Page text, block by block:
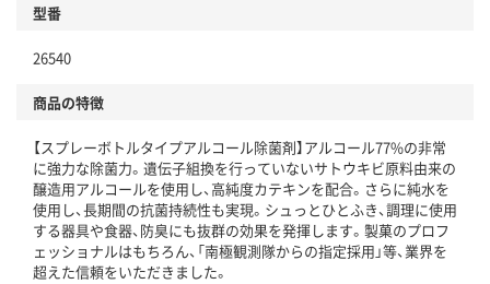
仕組
この商品の環境配慮ポイントです。下記商品詳細「
アスクル商品環境スコア詳細／加点項目
」で確認できます。
型番
26540
商品の特徴
【スプレーボトルタイプアルコール除菌剤】アルコール77%の非常
に強力な除菌力。遺伝子組換を行っていないサトウキビ原料由来の
醸造用アルコールを使用し、高純度カテキンを配合。さらに純水を
使用し、長期間の抗菌持続性も実現。シュっとひとふき、調理に使用
する器具や食器、防臭にも抜群の効果を発揮します。製菓のプロフ
ェッショナルはもちろん、「南極観測隊からの指定採用」等、業界を
超えた信頼をいただきました。